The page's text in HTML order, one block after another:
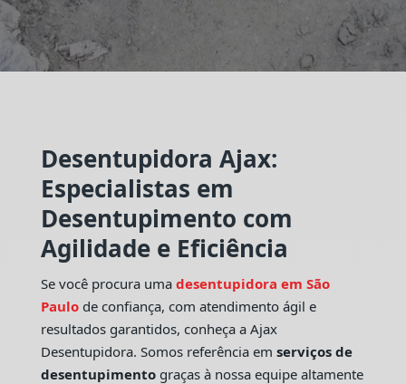
Desentupidora Ajax:
Especialistas em
Desentupimento com
Agilidade e Eficiência
Se você procura uma desentupidora em São
Paulo de confiança, com atendimento ágil e
resultados garantidos, conheça a Ajax
Desentupidora. Somos referência em serviços de
desentupimentograças à nossa equipe altamente